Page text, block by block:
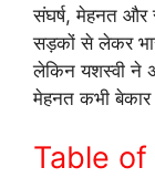
संघर्ष, मेहनत और
सड़कों से लेकर
लेकिन यशस्वी ने
मेहनत कभी बेकार
Table